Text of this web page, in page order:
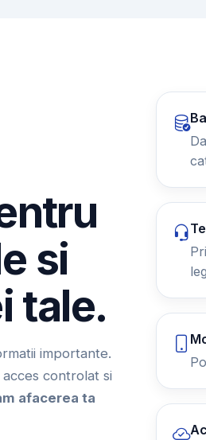
si
tale.
importante.
controlat si
afacerea ta